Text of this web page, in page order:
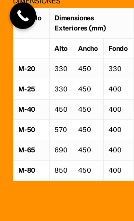
Modelo
Dimensiones
Exteriores (mm)
Alto Ancho Fondo
M-20 330 450 330
M-25 330 450 400
M-40 450 450 400
M-50 570 450 400
M-65 690 450 400
M-80 850 450 400